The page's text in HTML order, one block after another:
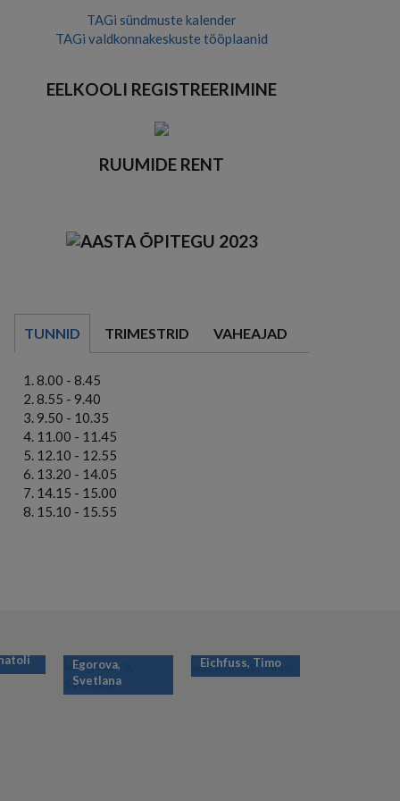
TAGi sündmuste kalender
TAGi valdkonnakeskuste tööplaanid
EELKOOLI REGISTREERIMINE
RUUMIDE RENT
TUNNID TRIMESTRID VAHEAJAD
8.00 - 8.45
8.55 - 9.40
9.50 - 10.35
11.00 - 11.45
12.10 - 12.55
13.20 - 14.05
14.15 - 15.00
15.10 - 15.55
Egorova,
Svetlana
Eichfuss, Timo